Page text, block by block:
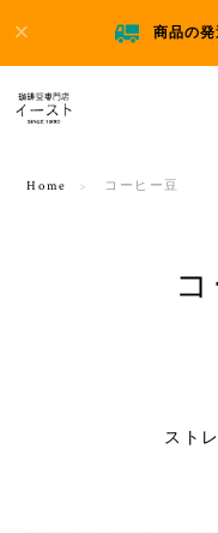
商品の
Home コーヒー豆
スト